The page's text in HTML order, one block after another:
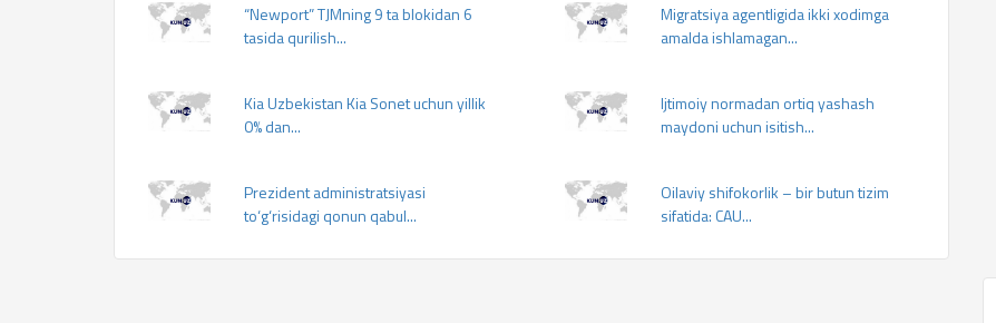
“Newport” TJMning 9 ta blokidan 6
tasida qurilish...
Migratsiya agentligida ikki xodimga
amalda ishlamagan...
Kia Uzbekistan Kia Sonet uchun yillik
0% dan...
Ijtimoiy normadan ortiq yashash
maydoni uchun isitish...
Prezident administratsiyasi
to‘g‘risidagi qonun qabul...
Oilaviy shifokorlik – bir butun tizim
sifatida: CAU...